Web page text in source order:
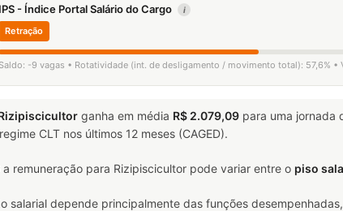
IPS - Índice Portal Salário do Cargo i
Retração
Saldo: -9 vagas • Rotatividade (int. de desligamento / movimento total): 57,6% •
ganha em média R$ 2.079,09 para uma jornada
CLT nos últimos 12 meses (CAGED).
a remuneração para Rizipiscicultor pode variar entre o piso
salarial depende principalmente das funções